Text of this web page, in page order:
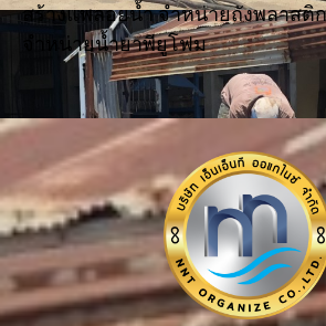
สร้างแพลอยน้ำ จำหน่ายถังพลาส
จำหน่ายน้ำยาพียูโฟม